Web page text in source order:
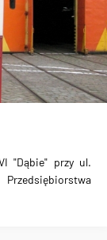
"Dąbie" przy ul.